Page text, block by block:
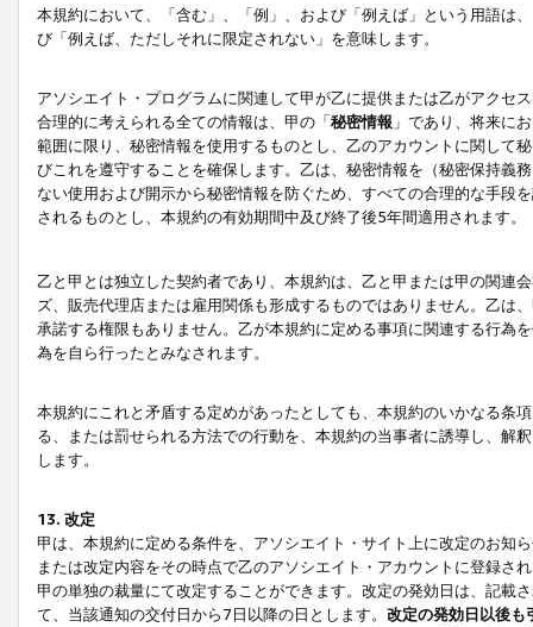
本規約において、「含む」、「例」、および「例えば」という用語は
び「例えば、ただしそれに限定されない」を意味します。
アソシエイト・プログラムに関連して甲が乙に提供または乙がアクセ
合理的に考えられる全ての情報は、甲の「秘密情報 」であり、将来に
範囲に限り、秘密情報を使用するものとし、乙のアカウントに関して
びこれを遵守することを確保します。乙は、秘密情報を（秘密保持義
ない使用および開示から秘密情報を防ぐため、すべての合理的な手段
されるものとし、本規約の有効期間中及び終了後5年間適用されます。
乙と甲とは独立した契約者であり、本規約は、乙と甲または甲の関連
ズ、販売代理店または雇用関係も形成するものではありません。乙は
承諾する権限もありません。乙が本規約に定める事項に関連する行為
為を自ら行ったとみなされます。
本規約にこれと矛盾する定めがあったとしても、本規約のいかなる条
る、または罰せられる方法での行動を、本規約の当事者に誘導し、解
します。
13. 改定
甲は、本規約に定める条件を、アソシエイト・サイト上に改定のお知
または改定内容をその時点で乙のアソシエイト・アカウントに登録さ
甲の単独の裁量にて改定することができます。改定の発効日は、記載
て、当該通知の交付日から7日以降の日とします。 改定の発効日以後も